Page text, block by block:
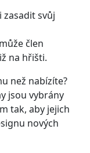
svůj
člen
na hřišti.
než nabízíte?
jsou vybrány
tak, aby jejich
nových